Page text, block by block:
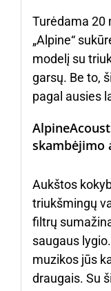
Turėdama 20
„Alpine“
modelį su
garsų. Be to,
pagal ausies
skambėjimo
Aukštos
triukšmingų
filtrų
saugaus
muzikos jūs
draugais. Su